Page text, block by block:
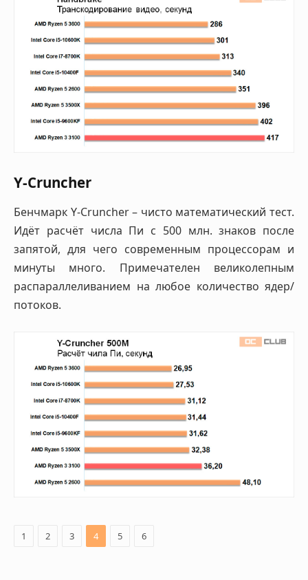
Y-Cruncher
Бенчмарк Y-Cruncher – чисто математический тест.
Идёт расчёт числа Пи с 500 млн. знаков после
запятой, для чего современным процессорам и
минуты много. Примечателен великолепным
распараллеливанием на любое количество ядер/
потоков.
1 2 3 4 5 6